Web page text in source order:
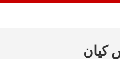
کیان